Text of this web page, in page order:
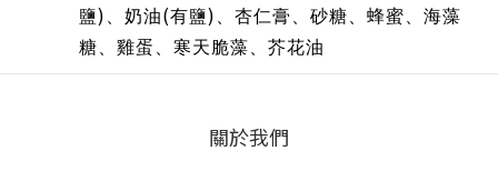
鹽) 、奶油(有鹽)
、杏仁膏、砂糖、蜂蜜、海藻
糖、雞蛋、寒天脆藻、芥花油
關於我們